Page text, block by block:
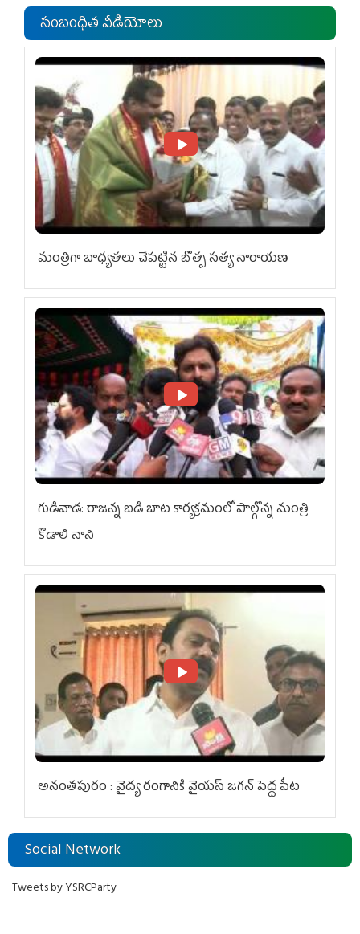
సంబంధిత వీడియోలు
మంత్రిగా బాధ్యతలు చేపట్టిన బొత్స సత్య నారాయణ
గుడివాడ: రాజన్న బడి బాట కార్యక్రమంలో పాల్గొన్న మంత్రి
కొడాలి నాని
అనంతపురం : వైద్య రంగానికి వైయ‌స్ జ‌గ‌న్ పెద్ద పీట
Social Network
Tweets by YSRCParty